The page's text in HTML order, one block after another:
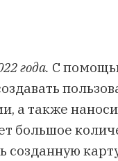
года. С
а также
большое
созданную